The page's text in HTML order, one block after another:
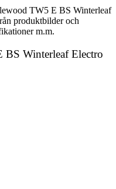
TW5 E BS Winterleaf
produktbilder och
m.m.
Winterleaf Electro